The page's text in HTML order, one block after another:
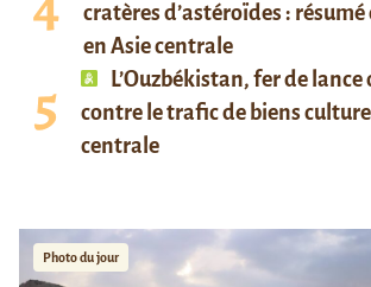
cratères d’astéroïdes : résumé
en Asie centrale
L’Ouzbékistan, fer de
contre le trafic de biens
centrale
Photo du jour